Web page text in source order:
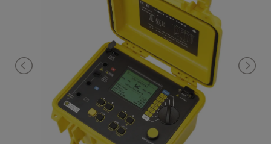
DAR samt DD, på isoleringen for maskinerer for kontrol af
ledningers kondition. CA 6549 har programmerbar alarmer samt
programmerbar test varighed i op til 59 min. CA 6549 har smooth
funktion for ustabile målinger.
Med den medfølgende software "Dataview", kan instrumentet
fjernstyres samt data kan overføres til PC for dokumentation.
CA 6549 leveres komplet i taske til 2xm ekstra
højspændingsisoleret testledninger(rød/blå) 1 sort ekstra
højspændingsisoleret ledning, 1 blå ekstra højspændingsisoleret
ledning 0,35m, 3 krokodillenæb, Dataview software, PC kabel, 1x
1,8m 230 forsyningskabel samt manual. Instrumentet opfylder